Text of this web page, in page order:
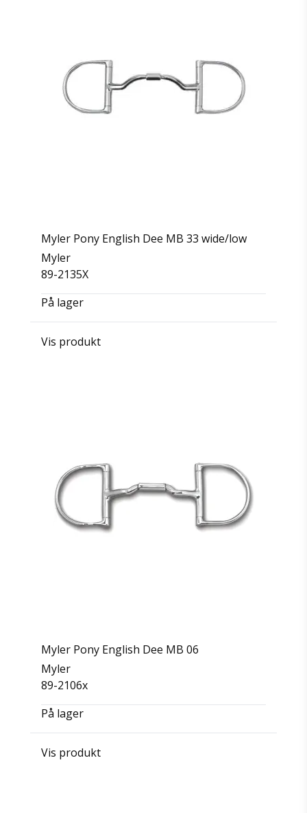
Myler Pony English Dee MB 33 wide/low
Myler
89-2135X
På lager
Vis produkt
Myler Pony English Dee MB 06
Myler
89-2106x
På lager
Vis produkt